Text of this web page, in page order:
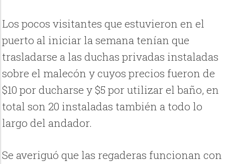
Los pocos visitantes que estuvieron en el
puerto al iniciar la semana tenían que
trasladarse a las duchas privadas instaladas
sobre el malecón y cuyos precios fueron de
$10 por ducharse y $5 por utilizar el baño, en
total son 20 instaladas también a todo lo
largo del andador.
Se averiguó que las regaderas funcionan con